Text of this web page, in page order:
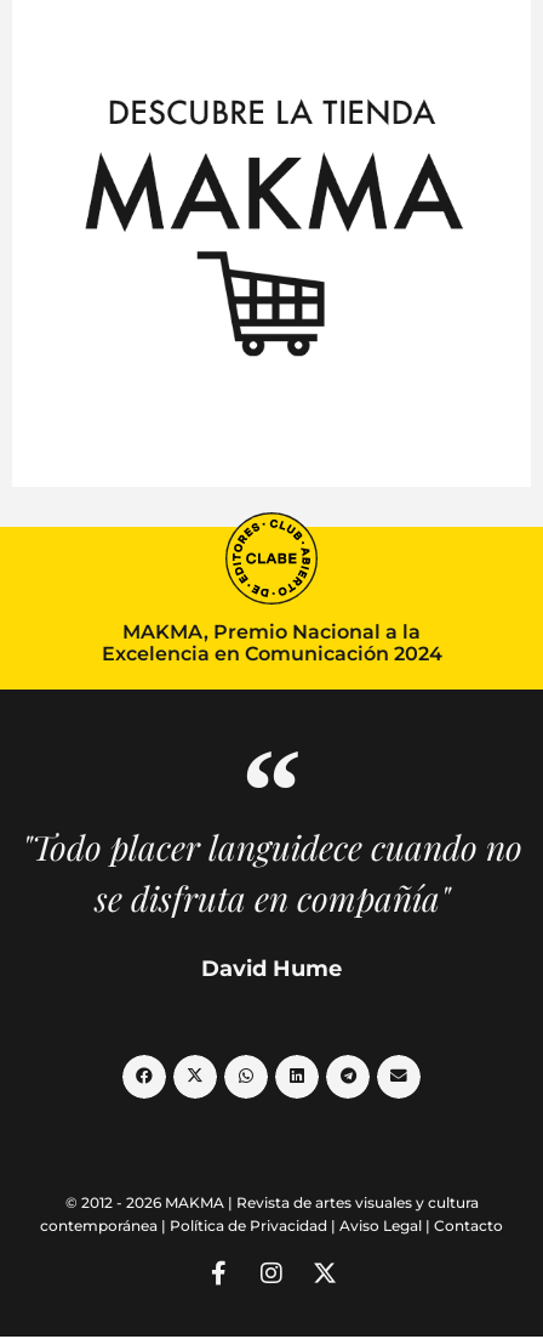
MAKMA, Premio Nacional a la
Excelencia en Comunicación 2024
"Todo placer languidece cuando no
se disfruta en compañía"
David Hume
© 2012 - 2026 MAKMA | Revista de artes visuales y cultura
contemporánea | Política de Privacidad | Aviso Legal | Contacto